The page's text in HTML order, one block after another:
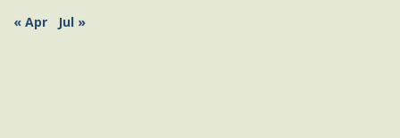
« Apr Jul »